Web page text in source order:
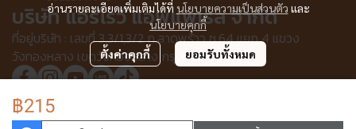
฿215
อ่านรายละเอียดเพิ่มเติมได้ที่ นโยบายความเป็นส่วนตัว และ
นโยบายคุกกี้
ตั้งค่าคุกกี้ ยอมรับทั้งหมด
บริษัท แอร์โรว์ แอพแพเรล จำกัด
ที่อยู่บริษัท : เลขที่ 3,3/1,3/2 ก.ลาดพร้าว ซ.64 แยก 4 แขวง
วังทองหลาง เขตวังทองหลาง กรุงเทพฯ 10310